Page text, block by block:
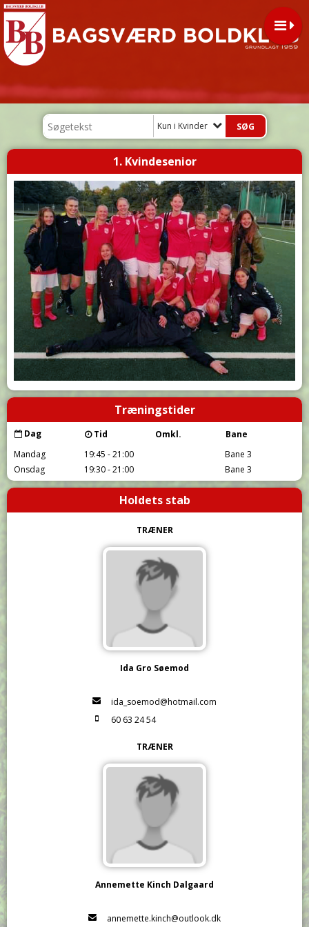
Kun i Kvinder
1. Kvindesenior
Træningstider
Dag Tid Omkl.
Bane
Mandag
19:45 - 21:00
Bane 3
Onsdag
19:30 - 21:00 Bane 3
Holdets stab
TRÆNER
Ida Gro Søemod
ida_soemod@hotmail.com
60 63 24 54
TRÆNER
Annemette Kinch Dalgaard
annemette.kinch@outlook.dk